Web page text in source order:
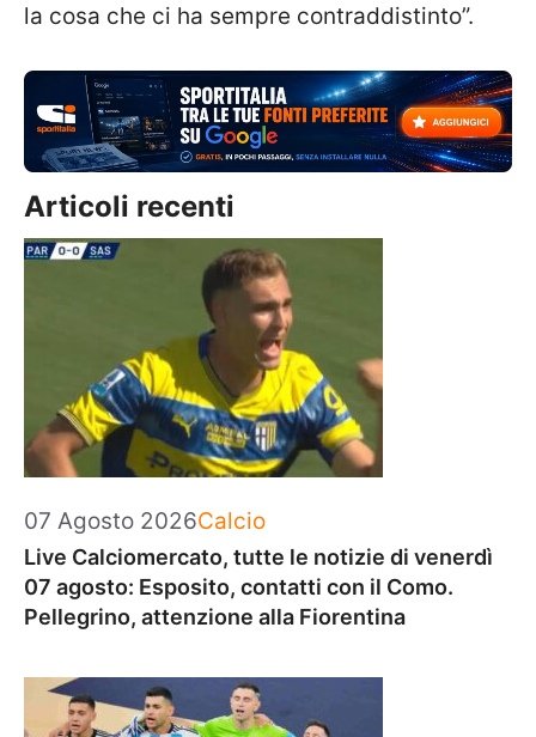
la cosa che ci ha sempre contraddistinto”.
Articoli recenti
07 Agosto 2026Categorie
Calcio
Live Calciomercato, tutte le notizie di venerdì
07 agosto: Esposito, contatti con il Como.
Pellegrino, attenzione alla Fiorentina